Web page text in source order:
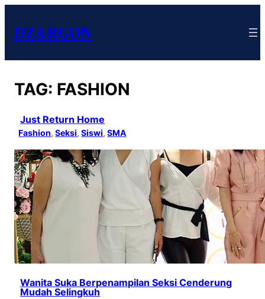
DZARGON
TAG: FASHION
Just Return Home
Fashion, Seksi, Siswi, SMA
Wanita Suka Berpenampilan Seksi Cenderung
Mudah Selingkuh